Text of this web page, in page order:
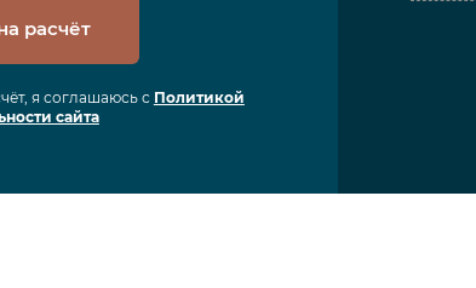
расчёт
я соглашаюсь с Политикой
сайта